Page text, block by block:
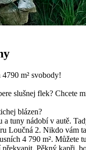
m² svobody!
slušnej flek? Chcete
blázen?
tuny nádobí v autě.
Loučná 2. Nikdo vám
4 790 m².
Pěkný kapři,